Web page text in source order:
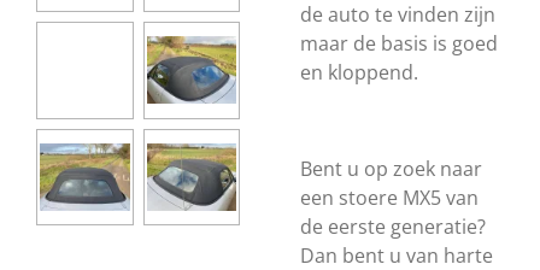
de auto te vinden zijn
maar de basis is goed
en kloppend.
Bent u op zoek naar
een stoere MX5 van
de eerste generatie?
Dan bent u van harte